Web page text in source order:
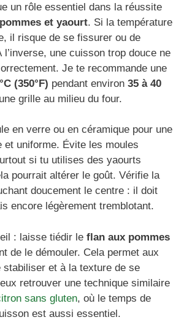
un rôle essentiel dans la réussite
et yaourt. Si la température
il risque de se fissurer ou de
l’inverse, une cuisson trop douce ne
Je te recommande une
(350°F) pendant environ 35 à 40
grille au milieu du four.
en verre ou en céramique pour une
et uniforme. Évite les moules
si tu utilises des yaourts
pourrait altérer le goût. Vérifie la
doucement le centre : il doit
encore légèrement tremblotant.
: laisse tiédir le flan aux pommes
de le démouler. Cela permet aux
stabiliser et à la texture de se
retrouver une technique similaire
sans gluten, où le temps de
est aussi essentiel.